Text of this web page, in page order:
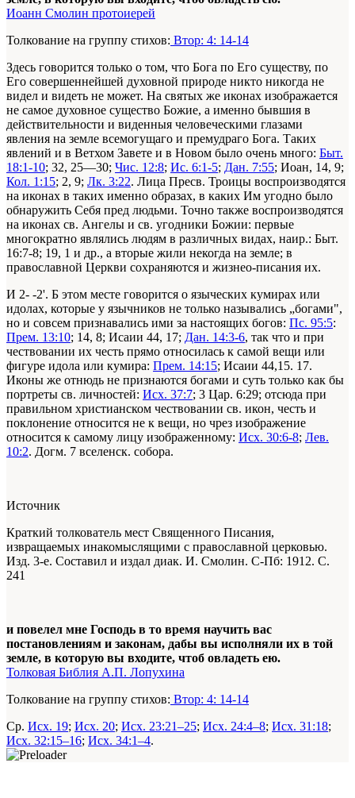
Иоанн Смолин протоиерей
Толкование на группу стихов: Втор: 4: 14-14
Здесь говорится только о том, что Бога по Его существу, по
Его совершеннейшей духовной природе никто никогда не
видел и видеть не может. На святых же иконах изображается
не самое духовное существо Божие, а именно бывшия в
действительности и виденныя человеческими глазами
явления на земле всемогущаго и премудраго Бога. Таких
явлений и в Ветхом Завете и в Новом было очень много: Быт.
18:1-10; 32, 25—30; Чис. 12:8; Ис. 6:1-5; Дан. 7:55; Иоан, 14, 9;
Кол. 1:15; 2, 9; Лк. 3:22. Лица Пресв. Троицы воспроизводятся
на иконах в таких именно образах, в каких Им угодно было
обнаружить Себя пред людьми. Точно также воспроизводятся
на иконах св. Ангелы и св. угодники Божии: первые
многократно являлись людям в различных видах, наир.: Быт.
16:7-8; 19, 1 и др., а вторые жили некогда на земле; в
православной Церкви сохраняются и жизнео-писания их.
И 2- -2'. Б этом месте говорится о языческих кумирах или
идолах, которые у язычников не только назывались „богами",
но и совсем признавались ими за настоящих богов: Пс. 95:5:
Прем. 13:10; 14, 8; Исаии 44, 17; Дан. 14:3-6, так что и при
чествовании их честь прямо относилась к самой вещи или
фигуре идола или кумира: Прем. 14:15; Исаии 44,15. 17.
Иконы же отнюдь не признаются богами и суть только как бы
портреты св. личностей: Исх. 37:7; 3 Цар. 6:29; отсюда при
правильном христианском чествовании св. икон, честь и
поклонение относится не к вещи, но чрез изображение
относится к самому лицу изображенному: Исх. 30:6-8; Лев.
10:2. Догм. 7 вселенск. собора.
Источник
Краткий толкователь мест Священного Писания,
извращаемых инакомыслящими с православной церковью.
Изд. 3-е. Составил и издал диак. И. Смолин. С-Пб: 1912. С.
241
и повелел мне Господь в то время научить вас
постановлениям и законам, дабы вы исполняли их в той
земле, в которую вы входите, чтоб овладеть ею.
Толковая Библия А.П. Лопухина
Толкование на группу стихов: Втор: 4: 14-14
Ср. Исх. 19; Исх. 20; Исх. 23:21–25; Исх. 24:4–8; Исх. 31:18;
Исх. 32:15–16; Исх. 34:1–4.